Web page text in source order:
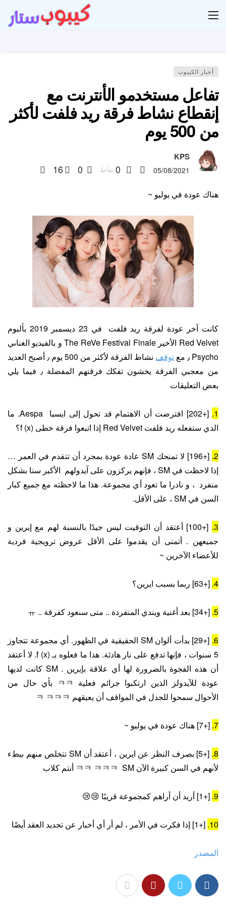
أخبار الكيبوب
تفاعل مستخدمو الأنترنت مع
إنقطاع نشاط فرقة ريد فلفت لأكثر
من 500 يوم
KPS
05/08/2021
0 نقاط 0
16
هناك عودة في يوليو ~
كانت آخر عودة لفرقة ريد فلفت في 23 ديسمبر 2019 بألبوم
Red Velvet الأخير The ReVe Festival Finale و بالفيديو الغناىي
Psycho ٫ مع
توقف
نشاط الفرقة لأكثر من 500 يوم ٫ أصبح العديد
من معجبي الفرقة يخشون تفكك فرقتهم المفضلة ٫ فيما يلي
بعض التعليقات
1.
[+202] افترضت أن الاهتمام قد تحول إلى ايسبا Aespa. ما
الذي ستفعله ريد فلفت Red Velvet إذا اتبعوا فرقة خطى f (x)؟
2.
[+196] لا تمنحك SM عادة عودة بمجرد أن تتقدم في العمر …
إذا لاحظت في SM ، فإنهم يركزون على آيدولهم الأكبر سنا بشكل
منفرد ، و نادرا ما تعود أي مجموعة. هذا ما لاحظته مع جميع كبار
السن في SM ، على الأقل.
3.
[+100] أعتقد أن التوقيت ليس جيدًا بالنسبة لهم مع إيرين و
جميعهن . أتمنى أن يقدموا على الأقل عروض ترويجية فردية
للأعضاء الآخرين ~
4. [+63] ربما بسبب ايرين؟
5. [+34] بعد أغنية ويندي المنفردة .. متى سنعود كفرقة .. ㅠ
6.
[+29] بدأت ألوان SM الحقيقية في الظهور. أي مجموعة تتجاوز
5 سنوات ، فإنها تدفع على نار هادئة. هذا ما فعلوه بـ f (x). لا أعتقد
أن هذه الفجوة بالضرورة لها أي علاقة بإيرين . SM كانت لديها
عودة للآيدولز الذين ارتكبوا جرائم فعلية ㅋㅋ بأي حال من
الأحوال سمحوا للجدل في المواقف أن يعيقهم ㅋ ㅋㅋㅋ
7. [+7] هناك عودة في يوليو ~
8.
[+5] بصرف النظر عن ايرين ، أعتقد أن SM تتخلص منهم ببطء
لأنهم في السن كبيرة الآن ㅋㅋ ㅋㅋㅋ SM أنتم كلاب
9. [+1] أريد أن أراهم كمجموعة قريبًا 😢😢
10. [+1] إذا فكرت في الأمر ، لم أر أي أخبار عن تجديد العقد أيضًا
المصدر